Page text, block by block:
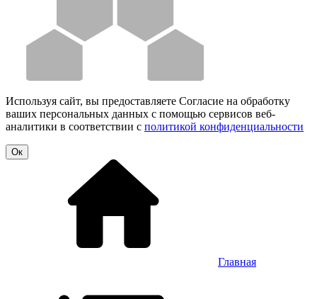
Используя сайт, вы предоставляете Согласие на обработку
ваших персональных данных с помощью сервисов веб-
аналитики в соответствии с политикой конфиденциальности
Oк
Главная